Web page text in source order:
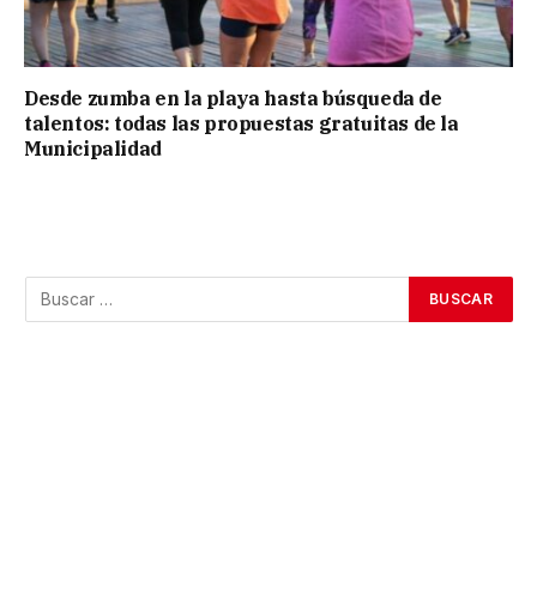
Desde zumba en la playa hasta búsqueda de
talentos: todas las propuestas gratuitas de la
Municipalidad